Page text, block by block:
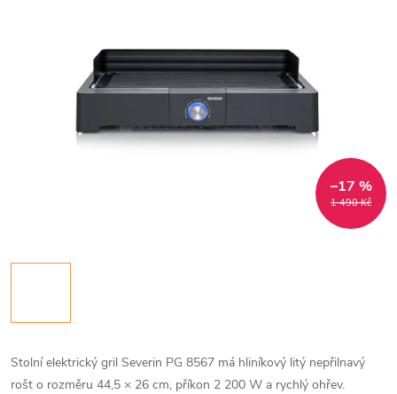
1 490 Kč
–17 %
Stolní elektrický gril Severin PG 8567 má hliníkový litý nepřilnavý
rošt o rozměru 44,5 × 26 cm, příkon 2 200 W a rychlý ohřev.